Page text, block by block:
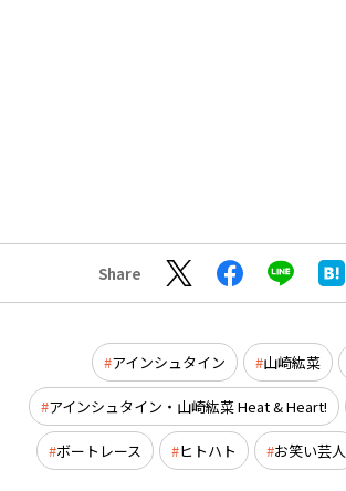
Share
アインシュタイン 山崎紘菜
アインシュタイン・山崎紘菜 Heat & Heart!
ボートレース ヒトハト お笑い芸人